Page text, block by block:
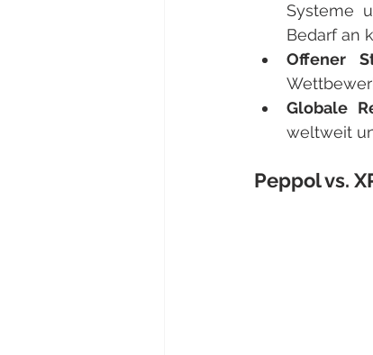
Systeme
Bedarf an
Offener
Globale
weltweit
Peppol vs.